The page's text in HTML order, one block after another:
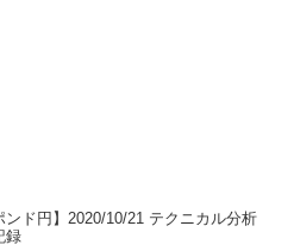
ンド円】2020/10/21 テクニカル分析
録